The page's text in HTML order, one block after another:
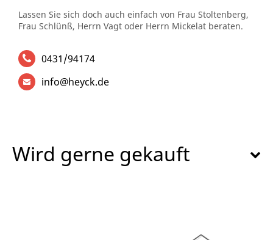
Lassen Sie sich doch auch einfach von Frau Stoltenberg,
Frau Schlünß, Herrn Vagt oder Herrn Mickelat beraten.
0431/94174
info@heyck.de
Wird gerne gekauft